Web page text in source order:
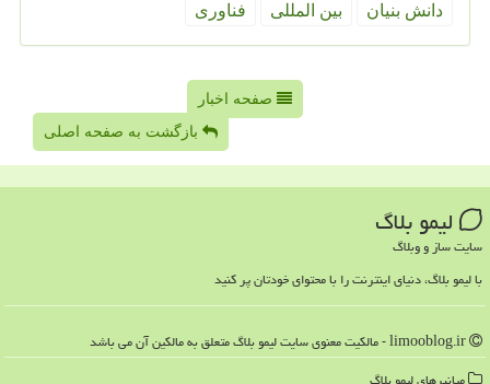
دانش بنیان
بین المللی فناوری
صفحه اخبار
بازگشت به صفحه اصلی
لیمو بلاگ
سایت ساز و وبلاگ
با لیمو بلاگ، دنیای اینترنت را با محتوای خودتان پر کنید